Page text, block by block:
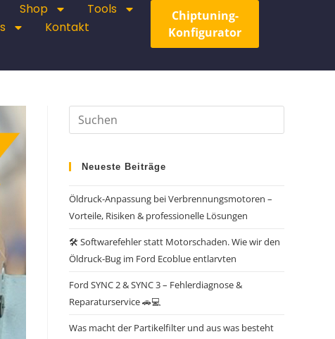
Shop
Tools
Kontakt
Chiptuning-
Konfigurator
Neueste Beiträge
Öldruck-Anpassung bei Verbrennungsmotoren –
Vorteile, Risiken & professionelle Lösungen
🛠️ Softwarefehler statt Motorschaden. Wie wir den
Öldruck-Bug im Ford Ecoblue entlarvten
Ford SYNC 2 & SYNC 3 – Fehlerdiagnose &
Reparaturservice 🚗💻
Was macht der Partikelfilter und aus was besteht